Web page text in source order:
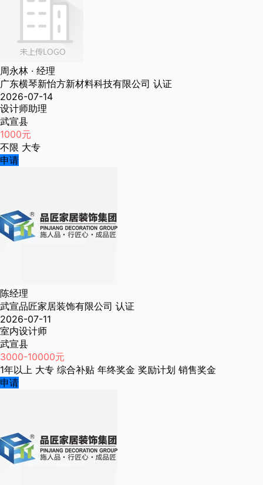
周永林 · 经理
广东横琴新怡方新材料科技有限公司 认证
2026-07-14
设计师助理
武宣县
1000元
不限 大专
申请
陈经理
武宣品匠家居装饰有限公司 认证
2026-07-11
室内设计师
武宣县
3000-10000元
1年以上 大专 综合补贴 年终奖金 奖励计划 销售奖金
申请